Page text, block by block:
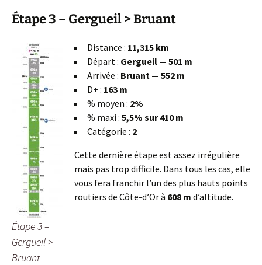
Étape 3 – Gergueil > Bruant
Étape 3 –
Gergueil >
Bruant
Distance : 11,315 km
Départ : Gergueil — 501 m
Arrivée : Bruant — 552 m
D+ : 163 m
% moyen : 2%
% maxi : 5,5% sur 410 m
Catégorie : 2
Cette dernière étape est assez irrégulière
mais pas trop difficile. Dans tous les cas, elle
vous fera franchir l’un des plus hauts points
routiers de Côte-d’Or à 608 m d’altitude.